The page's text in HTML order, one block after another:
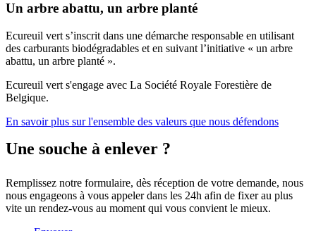
Un arbre abattu, un arbre planté
Ecureuil vert s’inscrit dans une démarche responsable en utilisant
des carburants biodégradables et en suivant l’initiative « un arbre
abattu, un arbre planté ».
Ecureuil vert s'engage avec La Société Royale Forestière de
Belgique.
En savoir plus sur l'ensemble des valeurs que nous défendons
Une souche à enlever ?
Remplissez notre formulaire, dès réception de votre demande, nous
nous engageons à vous appeler dans les 24h afin de fixer au plus
vite un rendez-vous au moment qui vous convient le mieux.